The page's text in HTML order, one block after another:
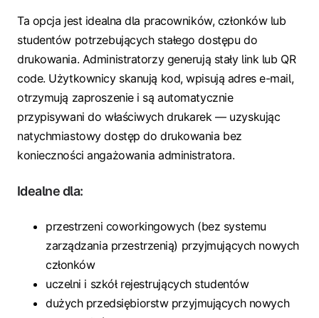
Ta opcja jest idealna dla pracowników, członków lub
studentów potrzebujących stałego dostępu do
drukowania. Administratorzy generują stały link lub QR
code. Użytkownicy skanują kod, wpisują adres e-mail,
otrzymują zaproszenie i są automatycznie
przypisywani do właściwych drukarek — uzyskując
natychmiastowy dostęp do drukowania bez
konieczności angażowania administratora.
Idealne dla:
przestrzeni coworkingowych (bez systemu
zarządzania przestrzenią) przyjmujących nowych
członków
uczelni i szkół rejestrujących studentów
dużych przedsiębiorstw przyjmujących nowych